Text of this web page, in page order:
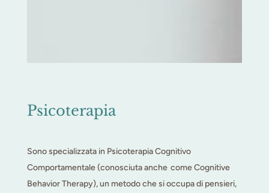
Psicoterapia
Sono specializzata in Psicoterapia Cognitivo
Comportamentale (conosciuta anche come Cognitive
Behavior Therapy), un metodo che si occupa di pensieri,